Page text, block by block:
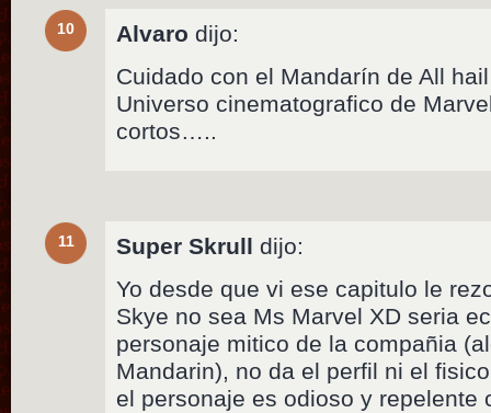
10 Alvaro dijo:
Cuidado con el Mandarín de All
Universo cinematografico de
cortos…..
11 Super Skrull dijo:
Yo desde que vi ese capitulo le
Skye no sea Ms Marvel XD seria
personaje mitico de la compañia
Mandarin), no da el perfil ni el
el personaje es odioso y